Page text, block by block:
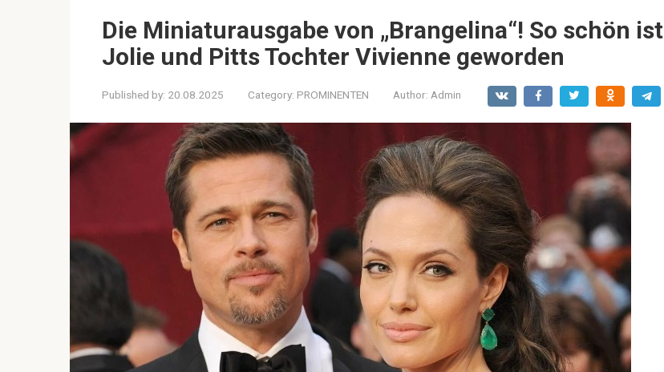
Die Miniaturausgabe von „Brangelina“! So schön ist
Jolie und Pitts Tochter Vivienne geworden
Published by: 20.08.2025 Category: PROMINENTEN Author: Admin